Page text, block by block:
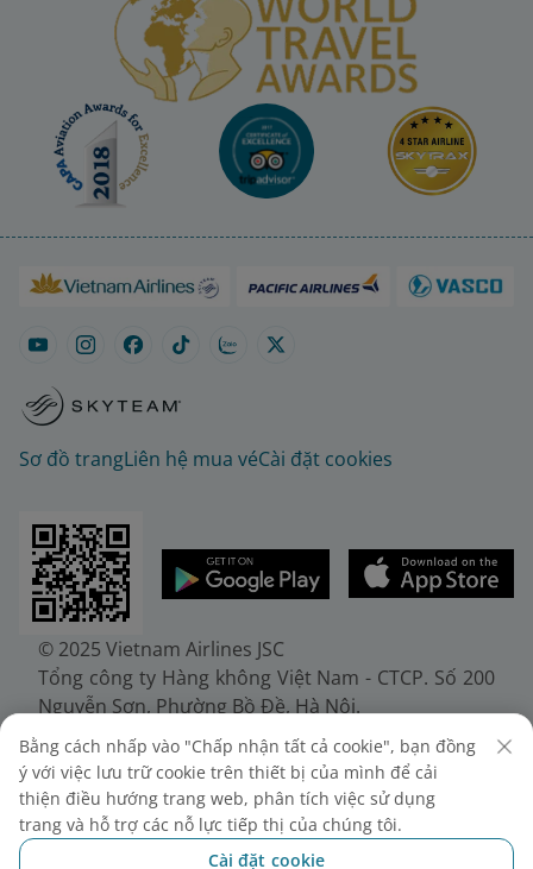
Sơ đồ trangLiên hệ mua véCài đặt cookies
© 2025 Vietnam Airlines JSC
Tổng công ty Hàng không Việt Nam - CTCP. Số 200
Nguyễn Sơn, Phường Bồ Đề, Hà Nội.
Điện thoại: (+84-24) 38272289. Fax: (+84-24)
38722375
Giấy chứng nhận đăng ký doanh nghiệp, mã số
doanh nghiệp 0100107518, đăng ký lần đầu ngày
30/6/2010, đăng ký thay đổi lần thứ 10 ngày
Bằng cách nhấp vào "Chấp nhận tất cả cookie", bạn đồng
ý với việc lưu trữ cookie trên thiết bị của mình để cải
thiện điều hướng trang web, phân tích việc sử dụng
trang và hỗ trợ các nỗ lực tiếp thị của chúng tôi.
Cài đặt cookie